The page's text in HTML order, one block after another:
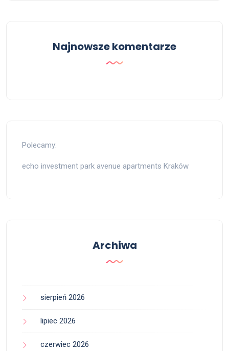
Najnowsze komentarze
Polecamy:
echo investment park avenue apartments Kraków
Archiwa
sierpień 2026
lipiec 2026
czerwiec 2026